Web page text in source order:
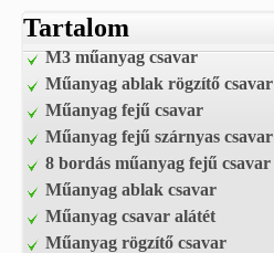
Tartalom
M3 műanyag csavar
Műanyag ablak rögzítő csavar
Műanyag fejű csavar
Műanyag fejű szárnyas csavar
8 bordás műanyag fejű csavar
Műanyag ablak csavar
Műanyag csavar alátét
Műanyag rögzítő csavar